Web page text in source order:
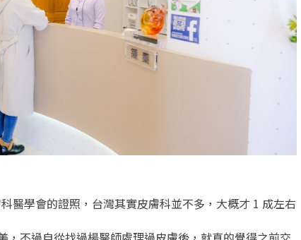
醫學會的證照，台灣其實皮膚科並不多，大概才 1 成左右